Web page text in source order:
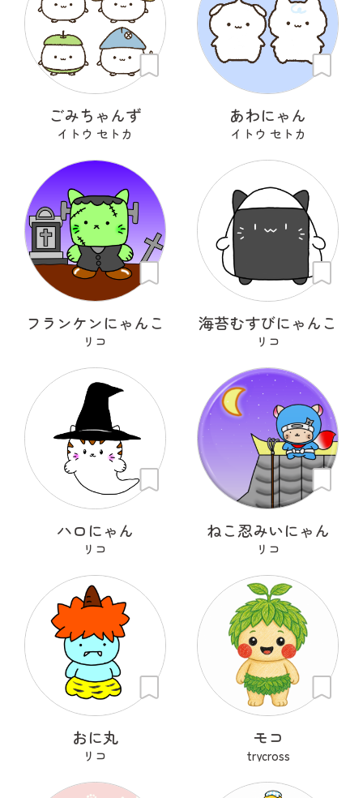
ごみちゃんず
イトウ セトカ
あわにゃん
イトウ セトカ
フランケンにゃんこ
リコ
海苔むすびにゃんこ
リコ
ハロにゃん
リコ
ねこ忍みいにゃん
リコ
おに丸
リコ
モコ
trycross